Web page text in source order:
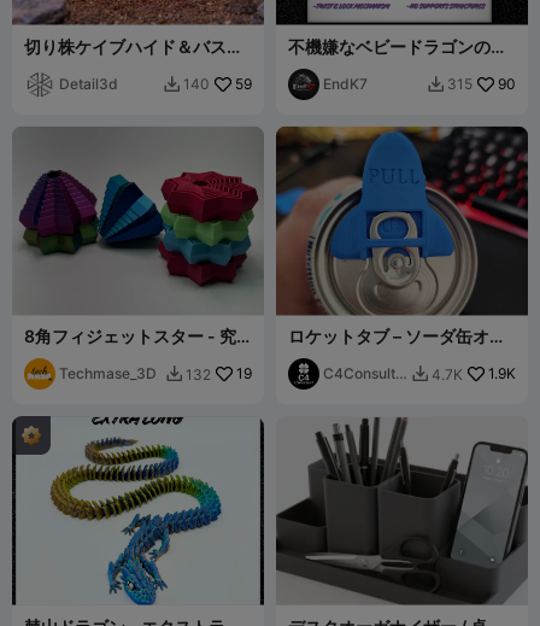
切り株ケイブハイド＆バスキ
Detail3d  140 59
不機嫌なベビードラゴンの卵
- ねじりロック - サポート不
要
EndK7  315 90
8角フィジェットスター - 究
極の折りたたみ式デスクト
イ！ Techmase_3D  132 19
ロケットタブ – ソーダ缶オー
プナー＋虫除けカバー
C4Consulta  4.7K 1.9K